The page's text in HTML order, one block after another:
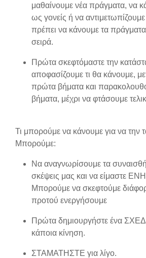
μαθαίνουμε νέα πράγματα, να
ως γονείς ή να
πρέπει να κάνουμε τα
σειρά.
Πρώτα σκεφτόμαστε την
αποφασίζουμε τι θα κάνουμε,
πρώτα βήματα και
βήματα, μέχρι να φτάσουμε
Τι μπορούμε να κάνουμε για να την
Μπορούμε:
Να αναγνωρίσουμε τα
σκέψεις μας και να είμαστε
Μπορούμε να σκεφτούμε
προτού ενεργήσουμε
Πρώτα δημιουργήστε ένα
κάποια κίνηση.
ΣΤΑΜΑΤΗΣΤΕ για λίγο.